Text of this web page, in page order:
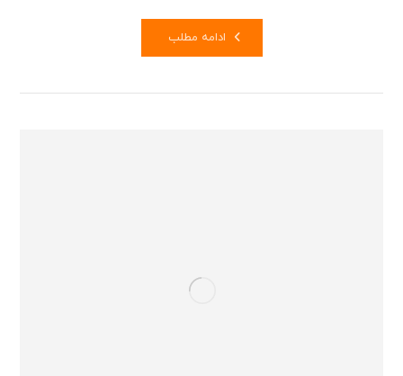
ادامه مطلب